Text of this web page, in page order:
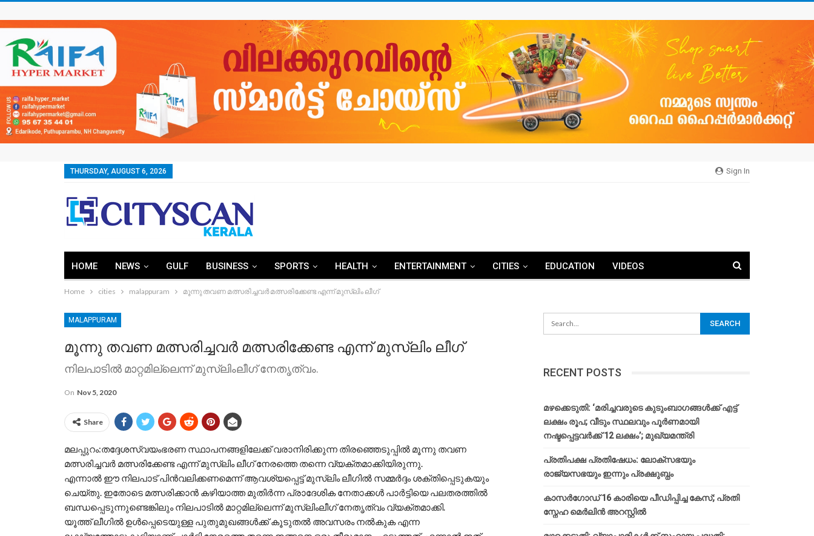
Sign In
THURSDAY, AUGUST 6, 2026
HOME NEWS GULF BUSINESS SPORTS HEALTH ENTERTAINMENT CITIES EDUCATION VIDEOS
Home cities malappuram മൂന്നു തവണ മത്സരിച്ചവര്‍ മത്സരിക്കേണ്ട എന്ന് മുസ്ലിം ലീഗ്
MALAPPURAM
മൂന്നു തവണ മത്സരിച്ചവര്‍ മത്സരിക്കേണ്ട എന്ന് മുസ്ലിം ലീഗ്
നിലപാടില്‍ മാറ്റമില്ലെന്ന് മുസ്ലിംലീഗ് നേതൃത്വം.
On Nov 5, 2020
Share
മലപ്പുറം:തദ്ദേശസ്വയംഭരണ സ്ഥാപനങ്ങളിലേക്ക് വരാനിരിക്കുന്ന തിരഞ്ഞെടുപ്പില്‍ മൂന്നു തവണ
മത്സരിച്ചവര്‍ മത്സരിക്കേണ്ട എന്ന് മുസ്ലിം ലീഗ് നേരത്തെ തന്നെ വ്യക്തമാക്കിയിരുന്നു.
എന്നാല്‍ ഈ നിലപാട് പിന്‍വലിക്കണമെന്ന് ആവശ്യപ്പെട്ട് മുസ്ലിം ലീഗില്‍ സമ്മര്‍ദ്ദം ശക്തിപ്പെടുകയും
ചെയ്തു. ഇതോടെ മത്സരിക്കാന്‍ കഴിയാത്ത മുതിര്‍ന്ന പ്രാദേശിക നേതാക്കള്‍ പാര്‍ട്ടിയെ പലതരത്തില്‍
ബന്ധപ്പെടുന്നുണ്ടെങ്കിലും നിലപാടില്‍ മാറ്റമില്ലെന്ന് മുസ്ലിംലീഗ് നേതൃത്വം വ്യക്തമാക്കി.
യൂത്ത് ലീഗില്‍ ഉള്‍പ്പെടെയുള്ള പുതുമുഖങ്ങള്‍ക്ക് കൂടുതല്‍ അവസരം നല്‍കുക എന്ന
RECENT POSTS
മഴക്കെടുതി: ‘മരിച്ചവരുടെ കുടുംബാഗങ്ങൾക്ക് എട്ട്
ലക്ഷം രൂപ; വീടും സ്ഥലവും പൂർണമായി
നഷ്ടപ്പെട്ടവർക്ക് 12 ലക്ഷം’; മുഖ്യമന്ത്രി
പ്രതിപക്ഷ പ്രതിഷേധം: ലോക്സഭയും
രാജ്യസഭയും ഇന്നും പ്രക്ഷുബ്ധം
കാസർഗോഡ് 16 കാരിയെ പീഡിപ്പിച്ച കേസ്; പ്രതി
സ്നേഹ മെർലിൻ അറസ്റ്റിൽ